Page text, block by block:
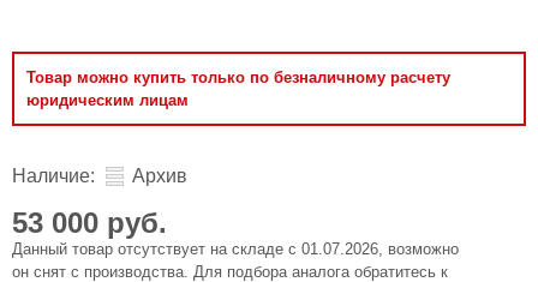
Товар можно купить только по безналичному расчету
юридическим лицам
Наличие: Архив
53 000 руб.
Данный товар отсутствует на складе с 01.07.2026, возможно
он снят с производства. Для подбора аналога обратитесь к